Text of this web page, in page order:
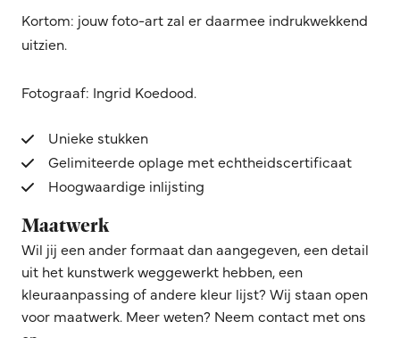
Kortom: jouw foto-art zal er daarmee indrukwekkend
uitzien.
Fotograaf: Ingrid Koedood.
Unieke stukken
Gelimiteerde oplage met echtheidscertificaat
Hoogwaardige inlijsting
Maatwerk
Wil jij een ander formaat dan aangegeven, een detail
uit het kunstwerk weggewerkt hebben, een
kleuraanpassing of andere kleur lijst? Wij staan open
voor maatwerk. Meer weten? Neem contact met ons